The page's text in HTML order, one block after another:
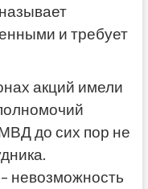
и требует
акций имели
до сих пор не
невозможность